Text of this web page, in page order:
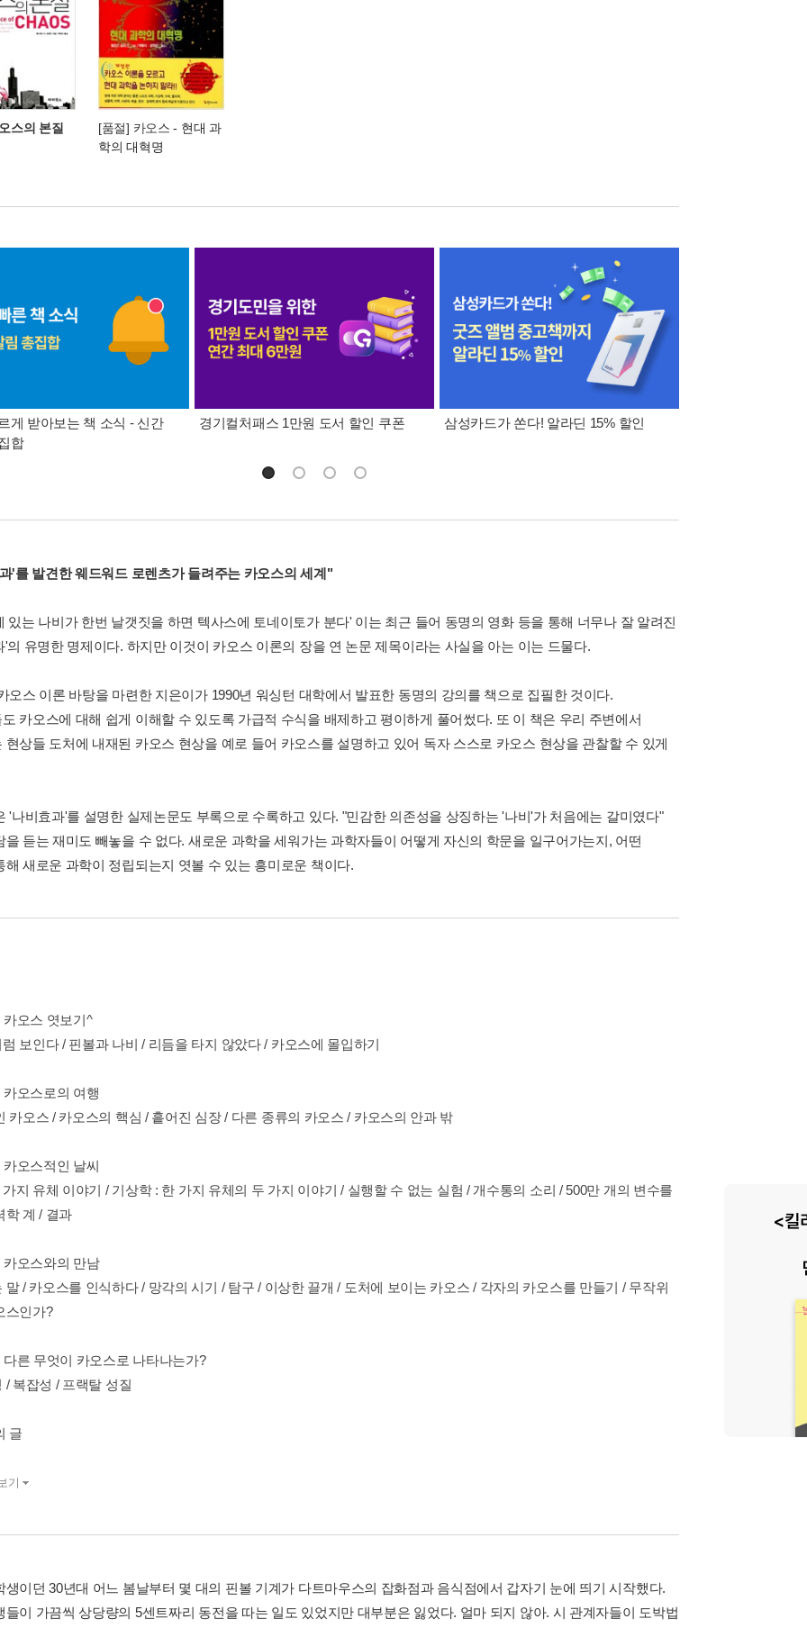
스의 본질 [품절] 카오스 - 현대 과
학의 대혁명
게 받아보는 책 소식 - 신간
합
경기컬처패스 1만원 도서 할인 쿠폰 삼성카드가 쏜다! 알라딘 15% 할인
'를 발견한 웨드워드 로렌츠가 들려주는 카오스의 세계"
있는 나비가 한번 날갯짓을 하면 텍사스에 토네이토가 분다' 이는 최근 들어 동명의 영화 등을 통해 너무나 잘 알려진
'의 유명한 명제이다. 하지만 이것이 카오스 이론의 장을 연 논문 제목이라는 사실을 아는 이는 드물다.
오스 이론 바탕을 마련한 지은이가 1990년 워싱턴 대학에서 발표한 동명의 강의를 책으로 집필한 것이다.
카오스에 대해 쉽게 이해할 수 있도록 가급적 수식을 배제하고 평이하게 풀어썼다. 또 이 책은 우리 주변에서
현상들 도처에 내재된 카오스 현상을 예로 들어 카오스를 설명하고 있어 독자 스스로 카오스 현상을 관찰할 수 있게
'나비효과'를 설명한 실제논문도 부록으로 수록하고 있다. "민감한 의존성을 상징하는 '나비'가 처음에는 갈미였다"
을 듣는 재미도 빼놓을 수 없다. 새로운 과학을 세워가는 과학자들이 어떻게 자신의 학문을 일구어가는지, 어떤
해 새로운 과학이 정립되는지 엿볼 수 있는 흥미로운 책이다.
오스 엿보기^
보인다 / 핀볼과 나비 / 리듬을 타지 않았다 / 카오스에 몰입하기
오스로의 여행
카오스 / 카오스의 핵심 / 흩어진 심장 / 다른 종류의 카오스 / 카오스의 안과 밖
오스적인 날씨
지 유체 이야기 / 기상학 : 한 가지 유체의 두 가지 이야기 / 실행할 수 없는 실험 / 개수통의 소리 / 500만 개의 변수를
학 계 / 결과
오스와의 만남
말 / 카오스를 인식하다 / 망각의 시기 / 탐구 / 이상한 끌개 / 도처에 보이는 카오스 / 각자의 카오스를 만들기 / 무작위
스인가?
른 무엇이 카오스로 나타나는가?
/ 복잡성 / 프랙탈 성질
글
기
생이던 30년대 어느 봄날부터 몇 대의 핀볼 기계가 다트마우스의 잡화점과 음식점에서 갑자기 눈에 띄기 시작했다.
들이 가끔씩 상당량의 5센트짜리 동전을 따는 일도 있었지만 대부분은 잃었다. 얼마 되지 않아. 시 관계자들이 도박법